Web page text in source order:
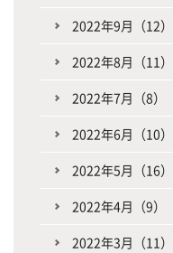
2022年9月（12）
2022年8月（11）
2022年7月（8）
2022年6月（10）
2022年5月（16）
2022年4月（9）
2022年3月（11）